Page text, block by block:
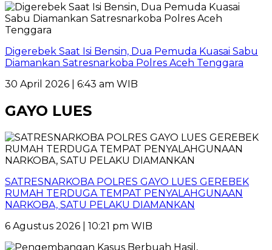
Digerebek Saat Isi Bensin, Dua Pemuda Kuasai Sabu
Diamankan Satresnarkoba Polres Aceh Tenggara
30 April 2026 | 6:43 am WIB
GAYO LUES
SATRESNARKOBA POLRES GAYO LUES GEREBEK
RUMAH TERDUGA TEMPAT PENYALAHGUNAAN
NARKOBA, SATU PELAKU DIAMANKAN
6 Agustus 2026 | 10:21 pm WIB